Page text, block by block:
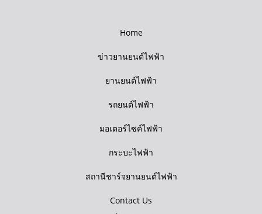
Home
ข่าวยานยนต์ไฟฟ้า
ยานยนต์ไฟฟ้า
รถยนต์ไฟฟ้า
มอเตอร์ไซค์ไฟฟ้า
กระบะไฟฟ้า
สถานีชาร์จยานยนต์ไฟฟ้า
Contact Us